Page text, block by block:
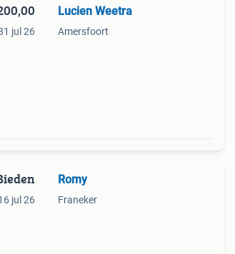
jul 26
Lucien Weetra
Amersfoort
jul 26
Romy
Franeker